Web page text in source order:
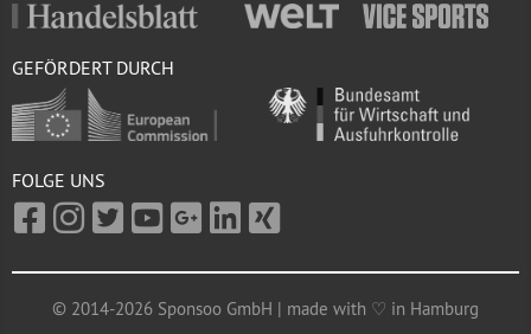
GEFÖRDERT DURCH
FOLGE UNS
© 2014-2026 Sponsoo GmbH | made with ♡ in Hamburg